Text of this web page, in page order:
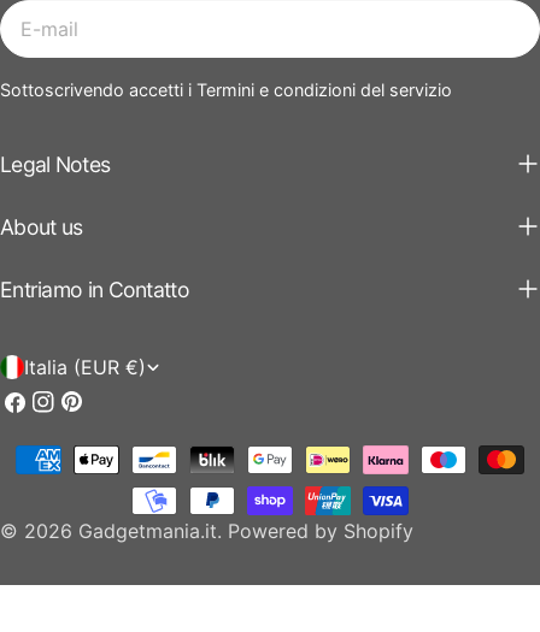
Legal Notes
About us
Entriamo in Contatto
E-
mail
Sottoscrivendo accetti i Termini e condizioni del servizio
P
a
e
Italia (EUR €)
Facebook
Instagram
Pinterest
© 2026 Gadgetmania.it. Powered by Shopify
Modalità
pagamento